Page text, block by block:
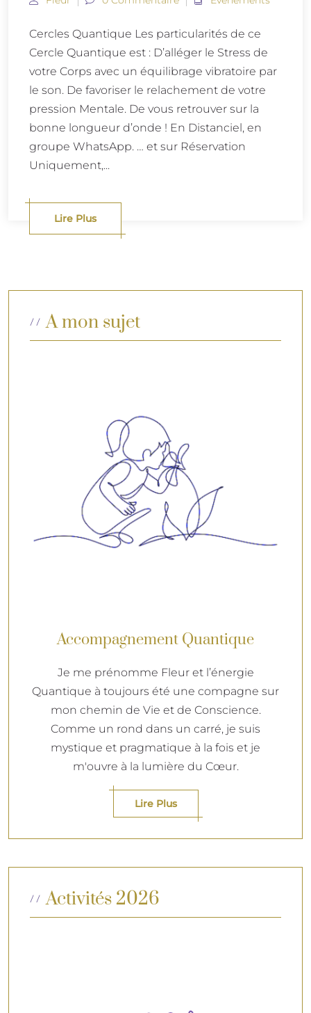
Cercles Quantique Les particularités de ce
Cercle Quantique est : D’alléger le Stress de
votre Corps avec un équilibrage vibratoire par
le son. De favoriser le relachement de votre
pression Mentale. De vous retrouver sur la
bonne longueur d’onde ! En Distanciel, en
groupe WhatsApp. … et sur Réservation
Uniquement,...
Lire Plus
A mon sujet
Accompagnement Quantique
Je me prénomme Fleur et l’énergie
Quantique à toujours été une compagne sur
mon chemin de Vie et de Conscience.
Comme un rond dans un carré, je suis
mystique et pragmatique à la fois et je
m'ouvre à la lumière du Cœur.
Lire Plus
Activités 2026